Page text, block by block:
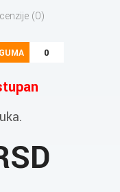
(0)
0